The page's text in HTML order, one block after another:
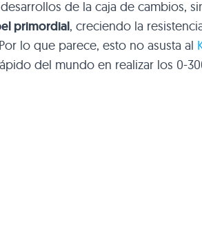
de la caja de cambios,
primordial, creciendo la
lo que parece, esto no asusta al
del mundo en realizar los 0-